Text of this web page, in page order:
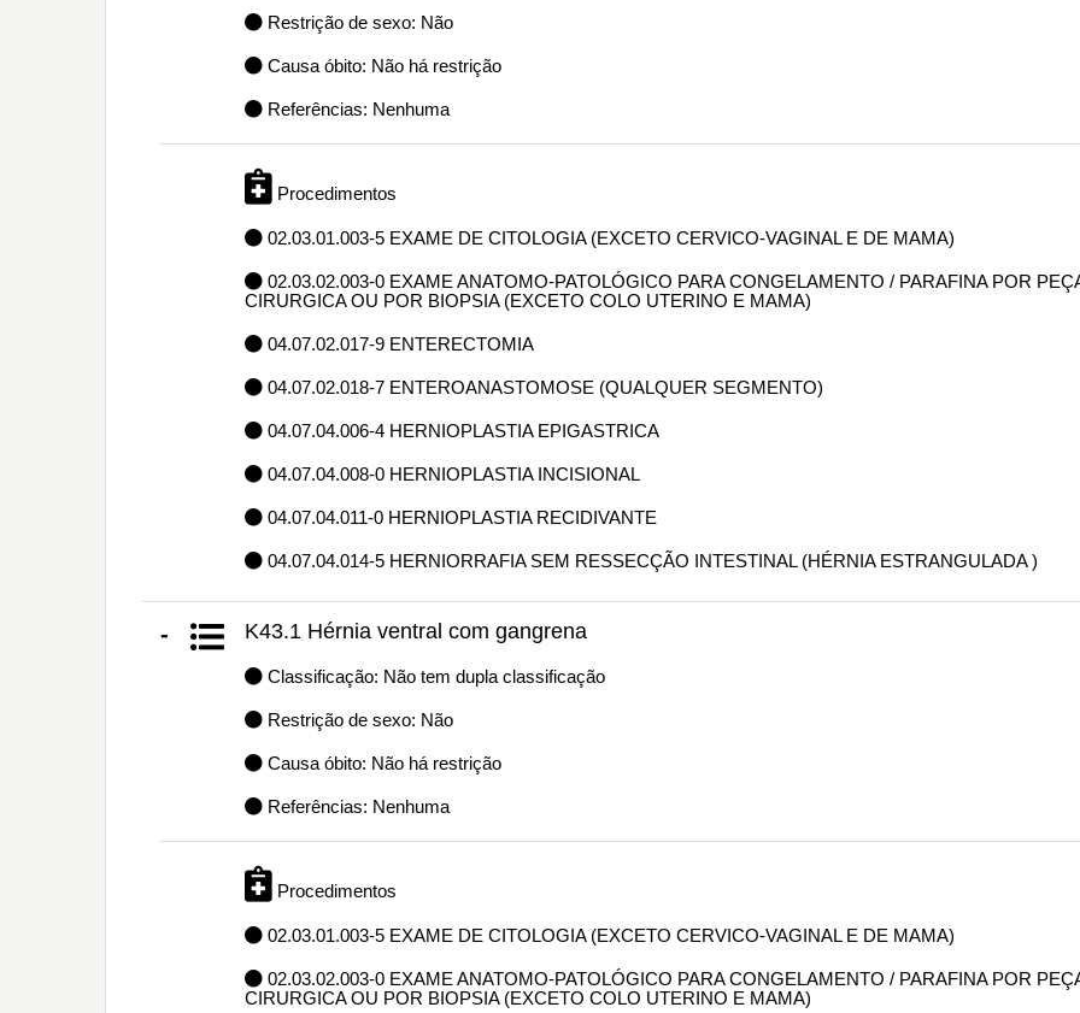
Restrição de sexo: Não
Causa óbito: Não há restrição
Referências: Nenhuma
Procedimentos
02.03.01.003-5 EXAME DE CITOLOGIA (EXCETO CERVICO-VAGINAL E DE MAMA)
02.03.02.003-0 EXAME ANATOMO-PATOLÓGICO PARA CONGELAMENTO / PARAFINA POR
CIRURGICA OU POR BIOPSIA (EXCETO COLO UTERINO E MAMA)
04.07.02.017-9 ENTERECTOMIA
04.07.02.018-7 ENTEROANASTOMOSE (QUALQUER SEGMENTO)
04.07.04.006-4 HERNIOPLASTIA EPIGASTRICA
04.07.04.008-0 HERNIOPLASTIA INCISIONAL
04.07.04.011-0 HERNIOPLASTIA RECIDIVANTE
04.07.04.014-5 HERNIORRAFIA SEM RESSECÇÃO INTESTINAL (HÉRNIA ESTRANGULADA )
- K43.1 Hérnia ventral com gangrena
Classificação: Não tem dupla classificação
Restrição de sexo: Não
Causa óbito: Não há restrição
Referências: Nenhuma
Procedimentos
02.03.01.003-5 EXAME DE CITOLOGIA (EXCETO CERVICO-VAGINAL E DE MAMA)
02.03.02.003-0 EXAME ANATOMO-PATOLÓGICO PARA CONGELAMENTO / PARAFINA POR
CIRURGICA OU POR BIOPSIA (EXCETO COLO UTERINO E MAMA)